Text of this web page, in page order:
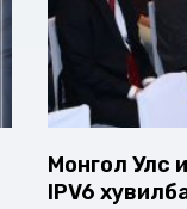
Монгол Улс
IPV6